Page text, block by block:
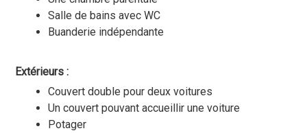
Salle de bains avec WC
Buanderie indépendante
Extérieurs :
Couvert double pour deux voitures
Un couvert pouvant accueillir une voiture
Potager